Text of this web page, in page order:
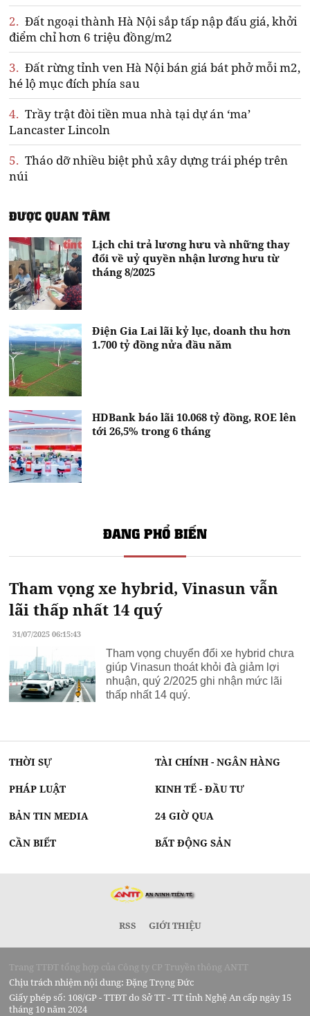
2. Đất ngoại thành Hà Nội sắp tấp nập đấu giá, khởi
điểm chỉ hơn 6 triệu đồng/m2
3. Đất rừng tỉnh ven Hà Nội bán giá bát phở mỗi m2,
hé lộ mục đích phía sau
4. Trầy trật đòi tiền mua nhà tại dự án ‘ma’
Lancaster Lincoln
5. Tháo dỡ nhiều biệt phủ xây dựng trái phép trên
núi
ĐƯỢC QUAN TÂM
Lịch chi trả lương hưu và những thay
đổi về uỷ quyền nhận lương hưu từ
tháng 8/2025
Điện Gia Lai lãi kỷ lục, doanh thu hơn
1.700 tỷ đồng nửa đầu năm
HDBank báo lãi 10.068 tỷ đồng, ROE lên
tới 26,5% trong 6 tháng
ĐANG PHỔ BIẾN
Tham vọng xe hybrid, Vinasun vẫn
lãi thấp nhất 14 quý
31/07/2025 06:15:43
Tham vọng chuyển đổi xe hybrid chưa
giúp Vinasun thoát khỏi đà giảm lợi
nhuận, quý 2/2025 ghi nhận mức lãi
thấp nhất 14 quý.
THỜI SỰ TÀI CHÍNH - NGÂN HÀNG
PHÁP LUẬT KINH TẾ - ĐẦU TƯ
BẢN TIN MEDIA 24 GIỜ QUA
CẦN BIẾT BẤT ĐỘNG SẢN
RSS GIỚI THIỆU
Trang TTĐT tổng hợp của Công ty CP Truyền thông ANTT
Chịu trách nhiệm nội dung: Đặng Trọng Đức
Giấy phép số: 108/GP - TTĐT do Sở TT - TT tỉnh Nghệ An cấp ngày 15
tháng 10 năm 2024